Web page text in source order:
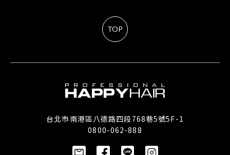
TOP
台北市南港區八德路四段768巷5號5F-1
0800-062-888